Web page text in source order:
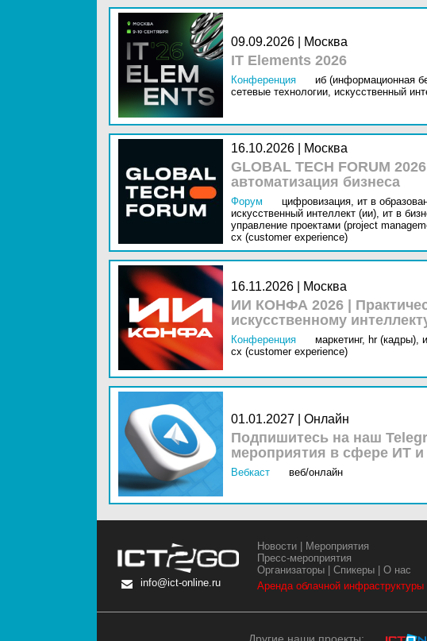
09.09.2026 | Москва
IT Elements 2026
Конференция иб (информационная
сетевые технологии, искусственный
16.10.2026 | Москва
GLOBAL TECH FORUM
автоматизация бизнеса
Форум цифровизация, ит в
искусственный интеллект (ии), ит в
управление проектами (project
cx (customer experience)
16.11.2026 | Москва
ИИ КОНФА 2026 |
искусственному
Конференция маркетинг, hr (кадры),
cx (customer experience)
01.01.2027 | Онлайн
Подпишитесь на наш
мероприятия в сфере ИТ и
Вебкаст
веб/онлайн
info@ict-online.ru
Новости
Мероприятия
Пресс-мероприятия
Организаторы |Спикеры |О нас
Аренда облачной инфраструктуры